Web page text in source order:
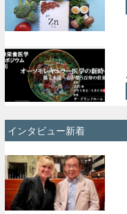
インタビュー新着